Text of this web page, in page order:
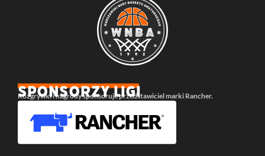
SPONSORZY LIGI
Rozgrywki i nagrody sponsoruje przedstawiciel marki Rancher.